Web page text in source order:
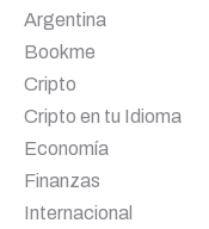
Argentina
Bookme
Cripto
Cripto en tu Idioma
Economía
Finanzas
Internacional